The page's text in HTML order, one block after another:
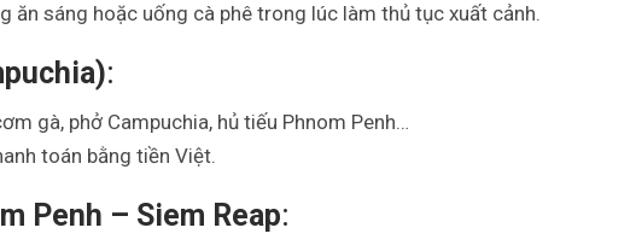
ăn sáng hoặc uống cà phê trong lúc làm thủ tục xuất cảnh.
:
gà, phở Campuchia, hủ tiếu Phnom Penh…
toán bằng tiền Việt.
Penh – Siem Reap: